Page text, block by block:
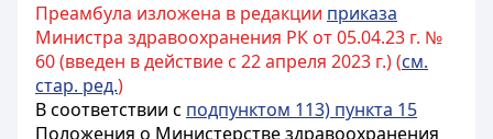
Преамбула изложена в редакции приказа
Министра здравоохранения РК от 05.04.23 г. №
60 (введен в действие с 22 апреля 2023 г.) (см.
стар. ред.)
В соответствии с подпунктом 113) пункта 15
Положения о Министерстве здравоохранения